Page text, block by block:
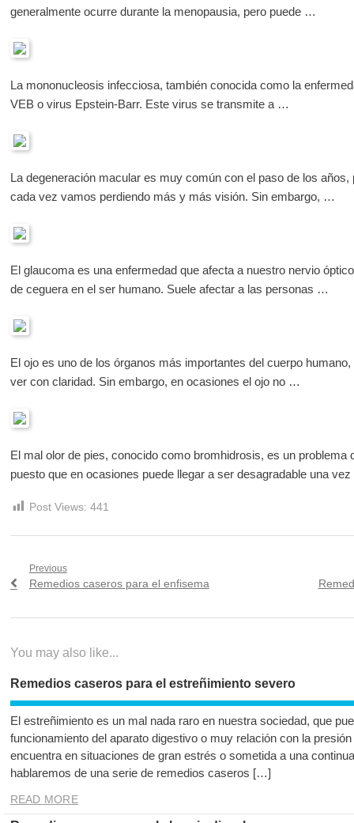
generalmente ocurre durante la menopausia, pero puede …
La mononucleosis infecciosa, también conocida como la
VEB o virus Epstein-Barr. Este virus se transmite a …
La degeneración macular es muy común con el paso de los
cada vez vamos perdiendo más y más visión. Sin embargo, …
El glaucoma es una enfermedad que afecta a nuestro nervio
de ceguera en el ser humano. Suele afectar a las personas …
El ojo es uno de los órganos más importantes del cuerpo
ver con claridad. Sin embargo, en ocasiones el ojo no …
El mal olor de pies, conocido como bromhidrosis, es un problema
puesto que en ocasiones puede llegar a ser desagradable una
Post Views: 441
Navegación
Previous
Previous
Remedios caseros para el enfisema
Next
You may also like...
Remedios caseros para el estreñimiento severo
El estreñimiento es un mal nada raro en nuestra sociedad, que
funcionamiento del aparato digestivo o muy relación con la
encuentra en situaciones de gran estrés o sometida a una
hablaremos de una serie de remedios caseros […]
READ MORE